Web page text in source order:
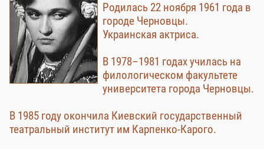
Родилась 22 ноября 1961 года в
городе Черновцы.
Украинская актриса.
В 1978–1981 годах училась на
филологическом факультете
университета города Черновцы.
В 1985 году окончила Киевский государственный
театральный институт им Карпенко-Карого.